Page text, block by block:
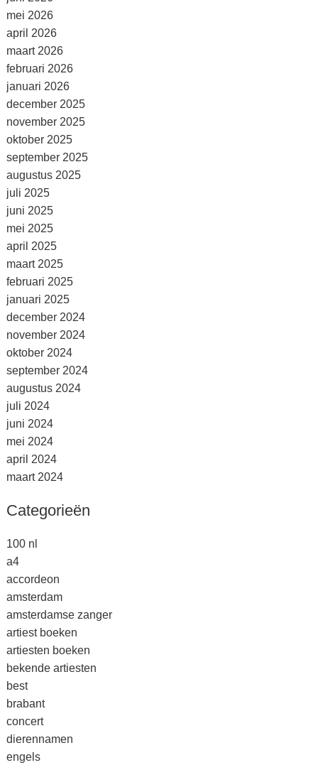
mei 2026
april 2026
maart 2026
februari 2026
januari 2026
december 2025
november 2025
oktober 2025
september 2025
augustus 2025
juli 2025
juni 2025
mei 2025
april 2025
maart 2025
februari 2025
januari 2025
december 2024
november 2024
oktober 2024
september 2024
augustus 2024
juli 2024
juni 2024
mei 2024
april 2024
maart 2024
Categorieën
100 nl
a4
accordeon
amsterdam
amsterdamse zanger
artiest boeken
artiesten boeken
bekende artiesten
best
brabant
concert
dierennamen
engels